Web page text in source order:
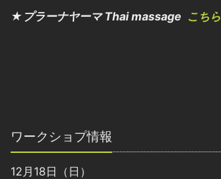
★プラーナヤーマ Thai massage こちら
ワークショプ情報
12月18日（日）